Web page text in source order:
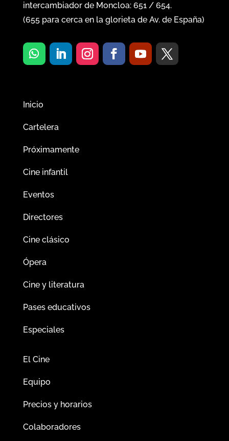
intercambiador de Moncloa: 651/ 654.
(655para cerca en la glorieta de Av. de España)
Inicio
Cartelera
Próximamente
Cine infantil
Eventos
Directores
Cine clásico
Ópera
Cine y literatura
Pases educativos
Especiales
El Cine
Equipo
Precios y horarios
Colaboradores